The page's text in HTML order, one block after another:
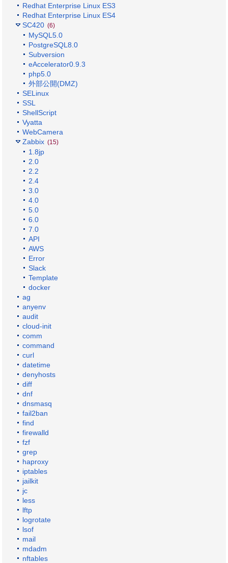
Redhat Enterprise Linux ES3
Redhat Enterprise Linux ES4
SC420 (6)
MySQL5.0
PostgreSQL8.0
Subversion
eAccelerator0.9.3
php5.0
外部公開(DMZ)
SELinux
SSL
ShellScript
Vyatta
WebCamera
Zabbix (15)
1.8jp
2.0
2.2
2.4
3.0
4.0
5.0
6.0
7.0
API
AWS
Error
Slack
Template
docker
ag
anyenv
audit
cloud-init
comm
command
curl
datetime
denyhosts
diff
dnf
dnsmasq
fail2ban
find
firewalld
fzf
grep
haproxy
iptables
jailkit
jc
less
lftp
logrotate
lsof
mail
mdadm
nftables